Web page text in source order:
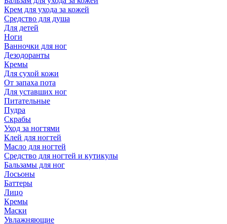
Крем для ухода за кожей
Средство для душа
Для детей
Ноги
Ванночки для ног
Дезодоранты
Кремы
Для сухой кожи
От запаха пота
Для уставших ног
Питательные
Пудра
Скрабы
Уход за ногтями
Клей для ногтей
Масло для ногтей
Средство для ногтей и кутикулы
Бальзамы для ног
Лосьоны
Баттеры
Лицо
Кремы
Маски
Увлажняющие